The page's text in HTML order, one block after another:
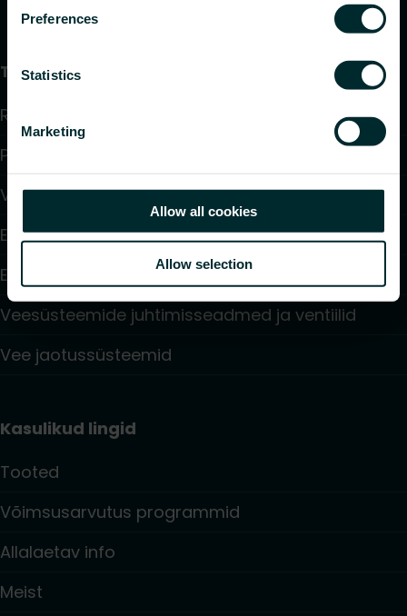
Preferences
Statistics
Marketing
Allow all cookies
Allow selection
Tooted
Radiaatorid ja vannitoaradiaatorid
Põrandaküte ja jahutus
Ventilaatoriga konvektorid
Elektriküte
Elektroonilised juhtimisseadmed
Veesüsteemide juhtimisseadmed ja ventiilid
Vee jaotussüsteemid
Kasulikud lingid
Tooted
Võimsusarvutus programmid
Allalaetav info
Meist